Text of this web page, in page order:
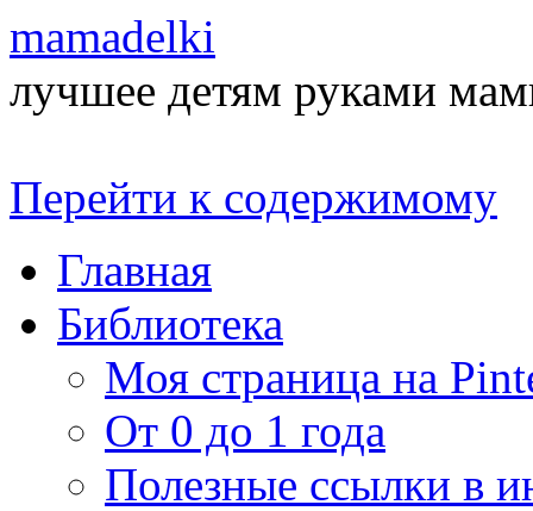
mamadelki
лучшее детям руками
Перейти к содержимому
Главная
Библиотека
Моя страница на
От 0 до 1 года
Полезные ссылки в